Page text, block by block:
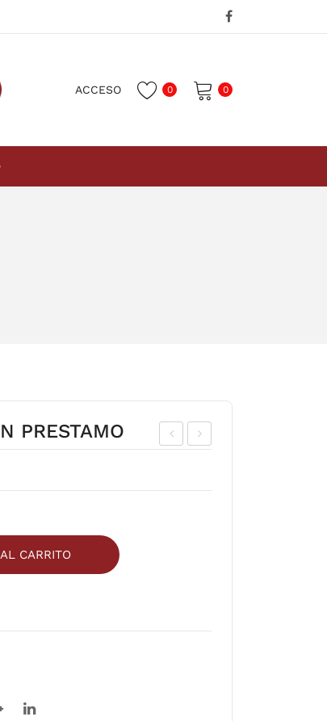
ACCESO 0 0
PRESTAMO
CARRITO